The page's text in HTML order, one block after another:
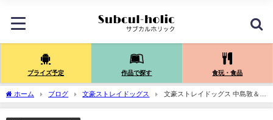
プライズ予定 作品で探す 食玩・食品
ホーム ブログ 文豪ストレイドッグス
文豪ストレイドッグス 中島敦＆太
宰治 BIGぬいぐるみ（再販）